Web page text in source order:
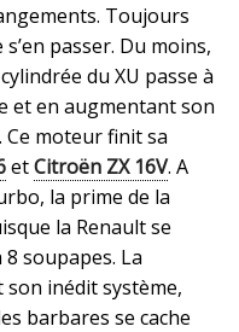
Toujours
passer. Du moins,
du XU passe à
et en augmentant son
Ce moteur finit sa
etCitroën ZX 16V. A
la prime de la
la Renault se
soupapes. La
inédit système,
barbares se cache